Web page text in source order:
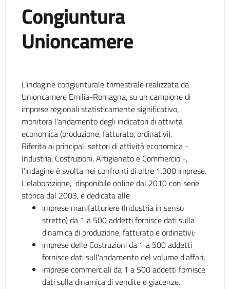
Congiuntura
Unioncamere
L’indagine congiunturale trimestrale realizzata da
Unioncamere Emilia-Romagna, su un campione di
imprese regionali statisticamente significativo,
monitora l'andamento degli indicatori di attività
economica (produzione, fatturato, ordinativi).
Riferita ai principali settori di attività economica -
Industria, Costruzioni, Artigianato e Commercio -,
l’indagine è svolta nei confronti di oltre 1.300 imprese.
L'elaborazione, disponibile online dal 2010 con serie
storica dal 2003, è dedicata alle
imprese manifatturiere (Industria in senso
stretto) da 1 a 500 addetti fornisce dati sulla
dinamica di produzione, fatturato e ordinativi;
imprese delle Costruzioni da 1 a 500 addetti
fornisce dati sull'andamento del volume d'affari;
imprese commerciali da 1 a 500 addetti fornisce
dati sulla dinamica di vendite e giacenze.